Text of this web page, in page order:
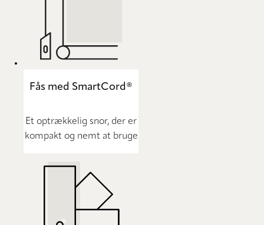
Fås med SmartCord®
Et optrækkelig snor, der er
kompakt og nemt at bruge